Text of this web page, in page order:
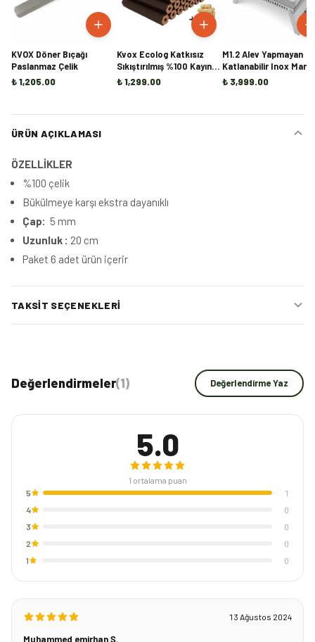
KVOX Döner Bıçağı
Paslanmaz Çelik
₺ 1,205.00
Kvox Ecolog Katkısız
Sıkıştırılmış %100 Kayın
Briket Şömine ve Kamp
₺ 1,299.00
M1.2 Alev Yapmayan
Katlanabilir Inox
₺ 3,999.00
ÜRÜN AÇIKLAMASI
ÖZELLİKLER
%100 çelik
Bükülmeye karşı ekstra dayanıklı
Çap: 5 mm
Uzunluk : 20 cm
Paket 6 adet ürün içerir
TAKSIT SEÇENEKLERI
Değerlendirmeler(1) Değerlendirme Yaz
5.0
1 ortalama puan
5
1
4
0
3
0
2
0
1
0
13 Ağustos 2024
Muhammed emirhan Ş.